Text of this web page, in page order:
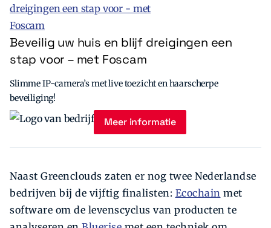
Beveilig uw huis en blijf dreigingen een
stap voor – met Foscam
Slimme IP-camera’s met live toezicht en haarscherpe
beveiliging!
Meer informatie
Naast Greenclouds zaten er nog twee Nederlandse
bedrijven bij de vijftig finalisten: Ecochain met
software om de levenscyclus van producten te